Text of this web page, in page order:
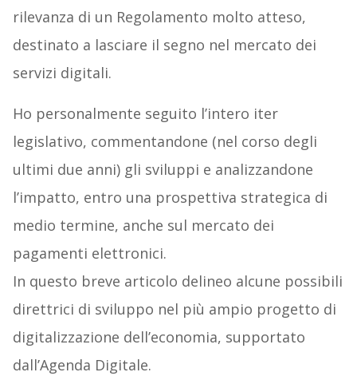
rilevanza di un Regolamento molto atteso,
destinato a lasciare il segno nel mercato dei
servizi digitali.
Ho personalmente seguito l’intero iter
legislativo, commentandone (nel corso degli
ultimi due anni) gli sviluppi e analizzandone
l’impatto, entro una prospettiva strategica di
medio termine, anche sul mercato dei
pagamenti elettronici.
In questo breve articolo delineo alcune possibili
direttrici di sviluppo nel più ampio progetto di
digitalizzazione dell’economia, supportato
dall’Agenda Digitale.